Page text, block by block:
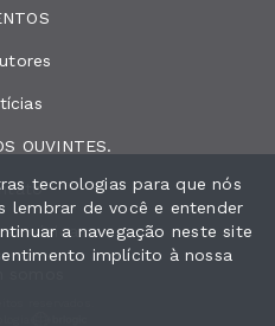
OUVINTES.
música
tecnologias para que nós
lembrar de você e entender
a navegação neste site
implícito à nossa